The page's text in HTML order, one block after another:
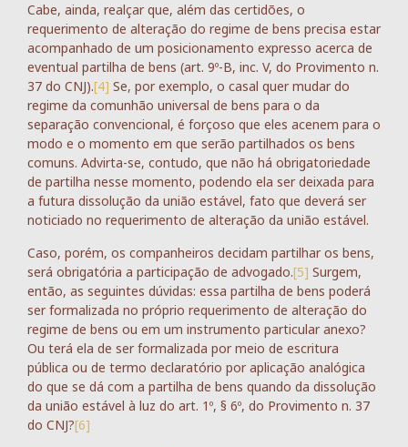
Cabe, ainda, realçar que, além das certidões, o
requerimento de alteração do regime de bens precisa estar
acompanhado de um posicionamento expresso acerca de
eventual partilha de bens (art. 9º-B, inc. V, do Provimento n.
37 do CNJ).[4] Se, por exemplo, o casal quer mudar do
regime da comunhão universal de bens para o da
separação convencional, é forçoso que eles acenem para o
modo e o momento em que serão partilhados os bens
comuns. Advirta-se, contudo, que não há obrigatoriedade
de partilha nesse momento, podendo ela ser deixada para
a futura dissolução da união estável, fato que deverá ser
noticiado no requerimento de alteração da união estável.
Caso, porém, os companheiros decidam partilhar os bens,
será obrigatória a participação de advogado.[5] Surgem,
então, as seguintes dúvidas: essa partilha de bens poderá
ser formalizada no próprio requerimento de alteração do
regime de bens ou em um instrumento particular anexo?
Ou terá ela de ser formalizada por meio de escritura
pública ou de termo declaratório por aplicação analógica
do que se dá com a partilha de bens quando da dissolução
da união estável à luz do art. 1º, § 6º, do Provimento n. 37
do CNJ?[6]